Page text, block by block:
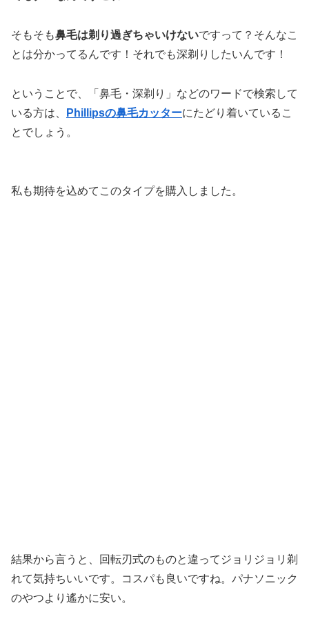
そもそも鼻毛は剃り過ぎちゃいけないですって？そんなこ
とは分かってるんです！それでも深剃りしたいんです！
ということで、「鼻毛・深剃り」などのワードで検索して
いる方は、
Phillipsの鼻毛カッターにたどり着いているこ
とでしょう。
私も期待を込めてこのタイプを購入しました。
結果から言うと、回転刃式のものと違ってジョリジョリ剃
れて気持ちいいです。コスパも良いですね。パナソニック
のやつより遙かに安い。